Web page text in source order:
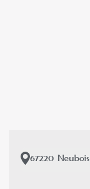
67220 Neubois